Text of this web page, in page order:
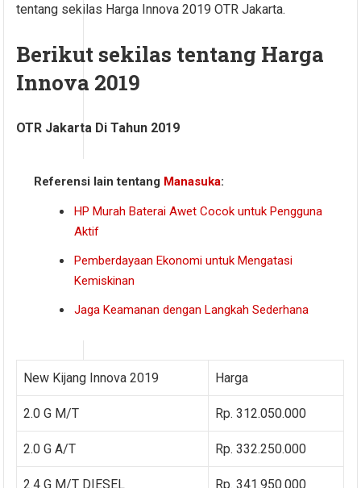
tentang sekilas Harga Innova 2019 OTR Jakarta.
Berikut sekilas tentang Harga
Innova 2019
OTR Jakarta Di Tahun 2019
Referensi lain tentang Manasuka:
HP Murah Baterai Awet Cocok untuk Pengguna
Aktif
Pemberdayaan Ekonomi untuk Mengatasi
Kemiskinan
Jaga Keamanan dengan Langkah Sederhana
New Kijang Innova 2019 Harga
2.0 G M/T Rp. 312.050.000
2.0 G A/T Rp. 332.250.000
2.4 G M/T DIESEL Rp. 341.950.000